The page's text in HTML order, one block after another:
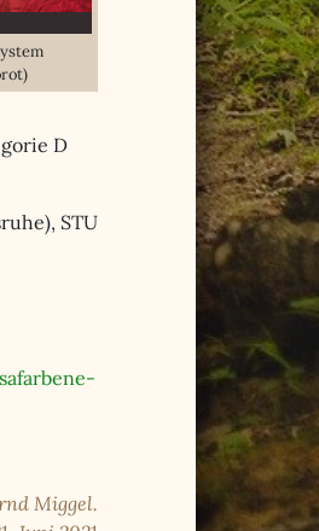
D
STU
Miggel.